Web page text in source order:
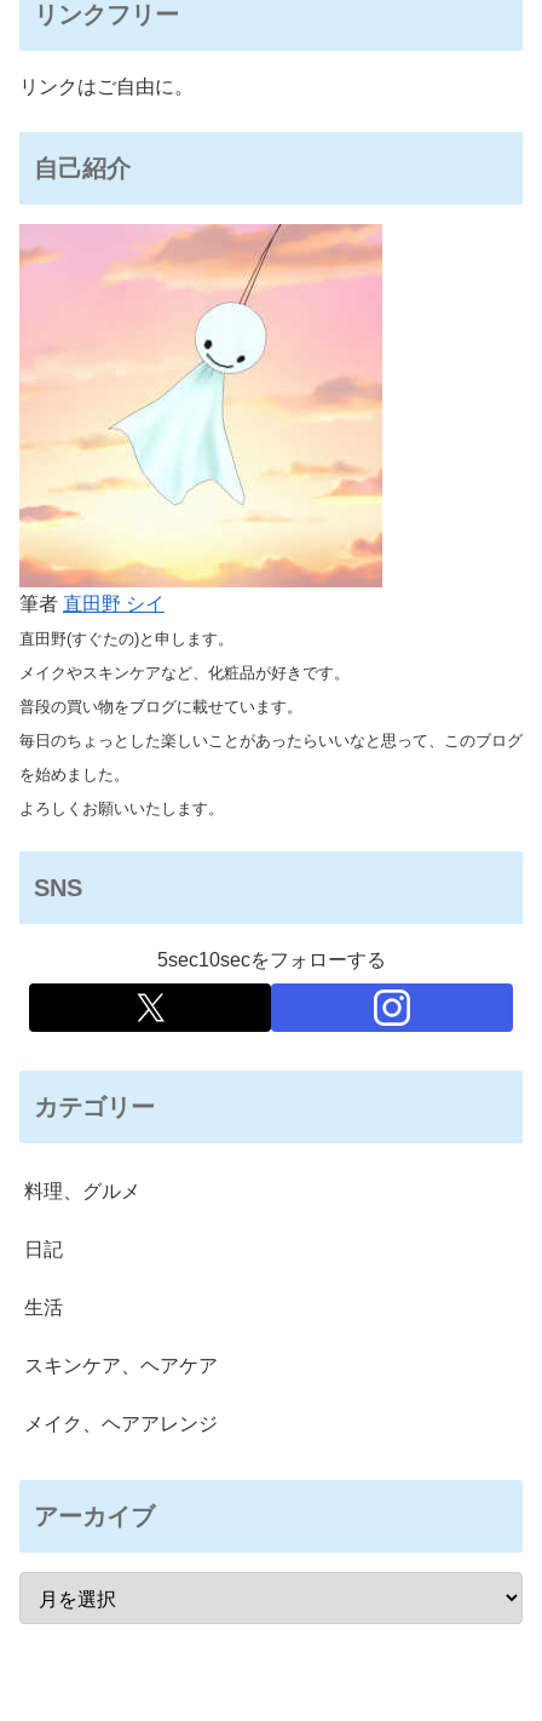
リンクフリー
リンクはご自由に。
自己紹介
筆者 直田野 シイ
直田野(すぐたの)と申します。
メイクやスキンケアなど、化粧品が好きです。
普段の買い物をブログに載せています。
毎日のちょっとした楽しいことがあったらいいなと思って、このブログ
を始めました。
よろしくお願いいたします。
SNS
5sec10secをフォローする
カテゴリー
料理、グルメ
日記
生活
スキンケア、ヘアケア
メイク、ヘアアレンジ
アーカイブ